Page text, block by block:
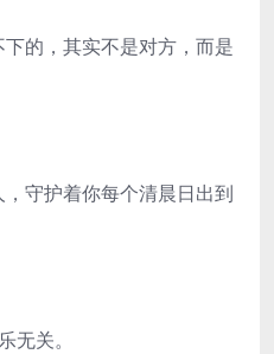
的，其实不是对方，而是
守护着你每个清晨日出到
无关。